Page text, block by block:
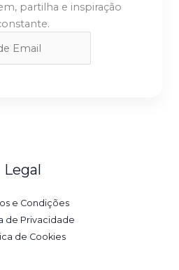
partilha e inspiração
Legal
e Condições
de Privacidade
de Cookies